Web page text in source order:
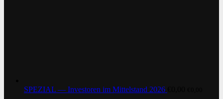
SPEZIAL — Investoren im Mittelstand 2026